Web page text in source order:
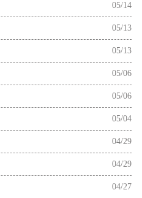
05/14
05/13
05/13
05/06
05/06
05/04
04/29
04/29
04/27